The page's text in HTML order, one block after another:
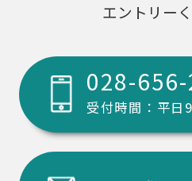
エントリー
028-
受付時間：平